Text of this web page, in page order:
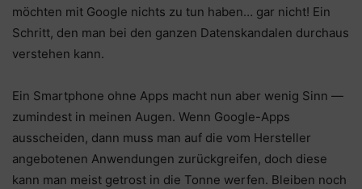
möchten mit Google nichts zu tun haben… gar nicht! Ein
Schritt, den man bei den ganzen Datenskandalen durchaus
verstehen kann.
Ein Smartphone ohne Apps macht nun aber wenig Sinn —
zumindest in meinen Augen. Wenn Google-Apps
ausscheiden, dann muss man auf die vom Hersteller
angebotenen Anwendungen zurückgreifen, doch diese
kann man meist getrost in die Tonne werfen. Bleiben noch